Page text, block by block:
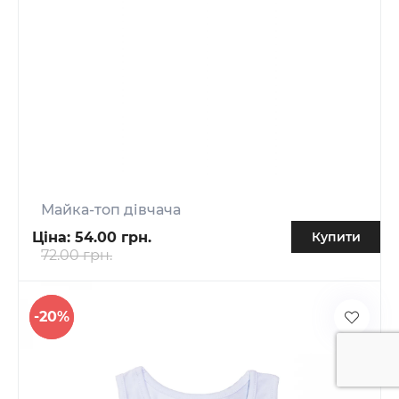
Майка-топ дівчача
Ціна: 54.00 грн.
72.00 грн.
Купити
-20%